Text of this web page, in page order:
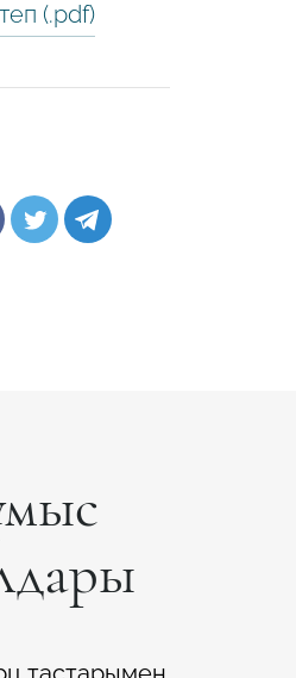
(.pdf)
растаңыз
растаңыз